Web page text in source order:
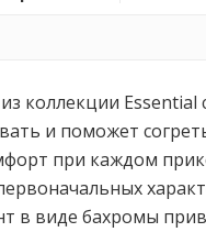
коллекции
и поможет
при каждом
в виде бахромы